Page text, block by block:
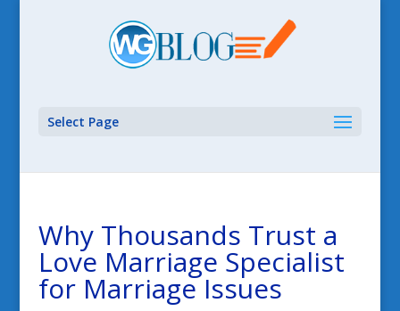
Select Page
Why Thousands Trust a
Love Marriage Specialist
for Marriage Issues